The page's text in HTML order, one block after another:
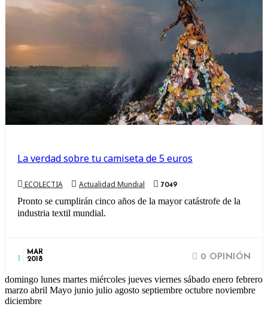
La verdad sobre tu camiseta de 5 euros
ECOLECTIA Actualidad Mundial 7049
Pronto se cumplirán cinco años de la mayor catástrofe de la
industria textil mundial.
1
MAR
2018
0 OPINIÓN
domingo lunes martes miércoles jueves viernes sábado enero febrero
marzo abril Mayo junio julio agosto septiembre octubre noviembre
diciembre